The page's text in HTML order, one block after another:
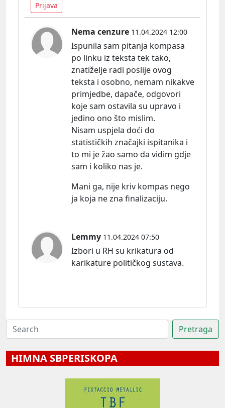
Prijava
Nema cenzure 11.04.2024 12:00
Ispunila sam pitanja kompasa
po linku iz teksta tek tako,
znatiželje radi poslije ovog
teksta i osobno, nemam nikakve
primjedbe, dapače, odgovori
koje sam ostavila su upravo i
jedino ono što mislim.
Nisam uspjela doći do
statističkih značajki ispitanika i
to mi je žao samo da vidim gdje
sam i koliko nas je.
Mani ga, nije kriv kompas nego
ja koja ne zna finalizaciju.
Lemmy 11.04.2024 07:50
Izbori u RH su krikatura od
karikature političkog sustava.
HIMNA SBPERISKOPA